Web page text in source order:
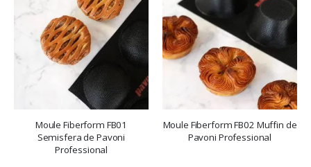
Moule Fiberform FB01
Semisfera de Pavoni
Professional
Moule Fiberform FB02 Muffin de
Pavoni Professional